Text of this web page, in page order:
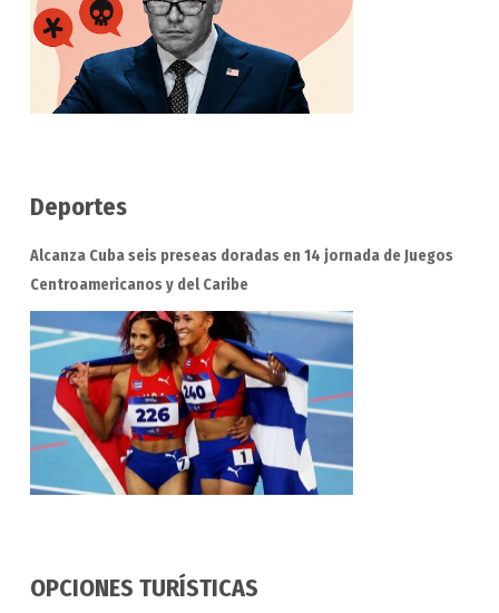
Deportes
Alcanza Cuba seis preseas doradas en 14 jornada de Juegos
Centroamericanos y del Caribe
OPCIONES TURÍSTICAS